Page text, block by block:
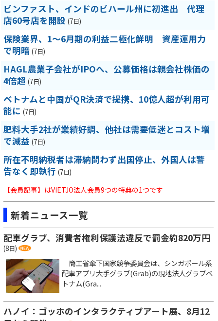
ビンファスト、インドのビハール州に初進出 代理
店60号店を開設 (7日)
保険業界、1～6月期の利益二極化鮮明 資産運用力
で明暗 (7日)
HAGL農業子会社がIPOへ、公募価格は親会社株価の
4倍超 (7日)
ベトナムと中国がQR決済で提携、10億人超が利用可
能に (7日)
肥料大手2社が業績好調、他社は需要低迷とコスト増
で減益 (7日)
所在不明納税者は滞納問わず出国停止、外国人は警
告なく即執行 (7日)
【会員記事】はVIETJO法人会員9つの特典の1つです
新着ニュース一覧
配車グラブ、消費者権利保護法違反で罰金約820万円
(8日)
商工省傘下国家競争委員会は、シンガポール系
配車アプリ大手グラブ(Grab)の現地法人グラブベ
トナム(Gra...
ハノイ：ゴッホのインタラクティブアート展、8月12